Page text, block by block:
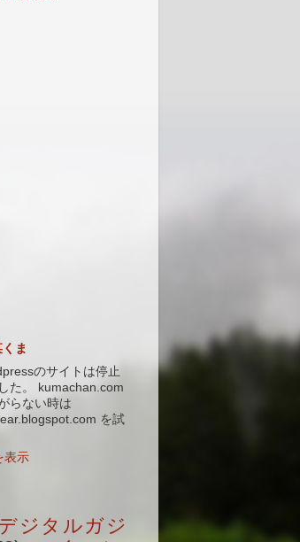
ま
のサイトは停止
た。 kumachan.com
らない時は
を試
表示
ジタルガジ